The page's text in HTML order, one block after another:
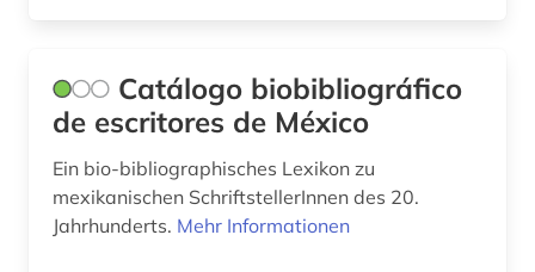
mexiko (3)
migrationsstudien (1)
militärgeschichte (1)
mittelalter (2)
mittelalterstudien (1)
Catálogo biobibliográfico
de escritores de México
Ein bio-bibliographisches Lexikon zu
mexikanischen SchriftstellerInnen des 20.
Jahrhunderts. Mehr Informationen